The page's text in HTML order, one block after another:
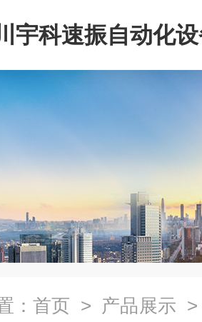
宇科速振自动化
： 首页 > 产品展示